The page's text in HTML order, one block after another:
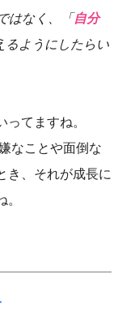
はなく、「 自分
るようにしたらい
てますね。
なことや面倒な
き、それが成長に